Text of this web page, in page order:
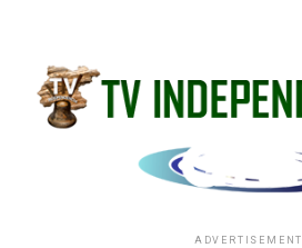
ADVERTISEMENT